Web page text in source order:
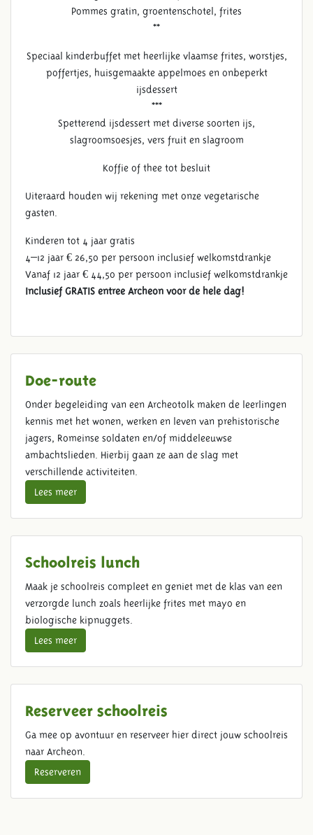
Pommes gratin, groentenschotel, frites
**
Speciaal kinderbuffet met heerlijke vlaamse frites, worstjes,
poffertjes, huisgemaakte appelmoes en onbeperkt
ijsdessert
***
Spetterend ijsdessert met diverse soorten ijs,
slagroomsoesjes, vers fruit en slagroom
Koffie of thee tot besluit
Uiteraard houden wij rekening met onze vegetarische
gasten.
Kinderen tot 4 jaar gratis
4–12 jaar € 26,50 per persoon inclusief welkomstdrankje
Vanaf 12 jaar € 44,50 per persoon inclusief welkomstdrankje
Inclusief GRATIS entree Archeon voor de hele dag!
Doe-route
Onder begeleiding van een Archeotolk maken de leerlingen
kennis met het wonen, werken en leven van prehistorische
jagers, Romeinse soldaten en/of middeleeuwse
ambachtslieden. Hierbij gaan ze aan de slag met
verschillende activiteiten.
Lees meer
Schoolreis lunch
Maak je schoolreis compleet en geniet met de klas van een
verzorgde lunch zoals heerlijke frites met mayo en
biologische kipnuggets.
Lees meer
Reserveer schoolreis
Ga mee op avontuur en reserveer hier direct jouw schoolreis
naar Archeon.
Reserveren